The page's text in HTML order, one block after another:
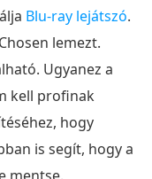
Blu-ray lejátszó.
lemezt.
Ugyanez a
kell profinak
hogy
is segít, hogy a